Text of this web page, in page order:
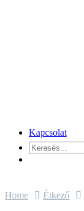
Kapcsolat
Home Étkező